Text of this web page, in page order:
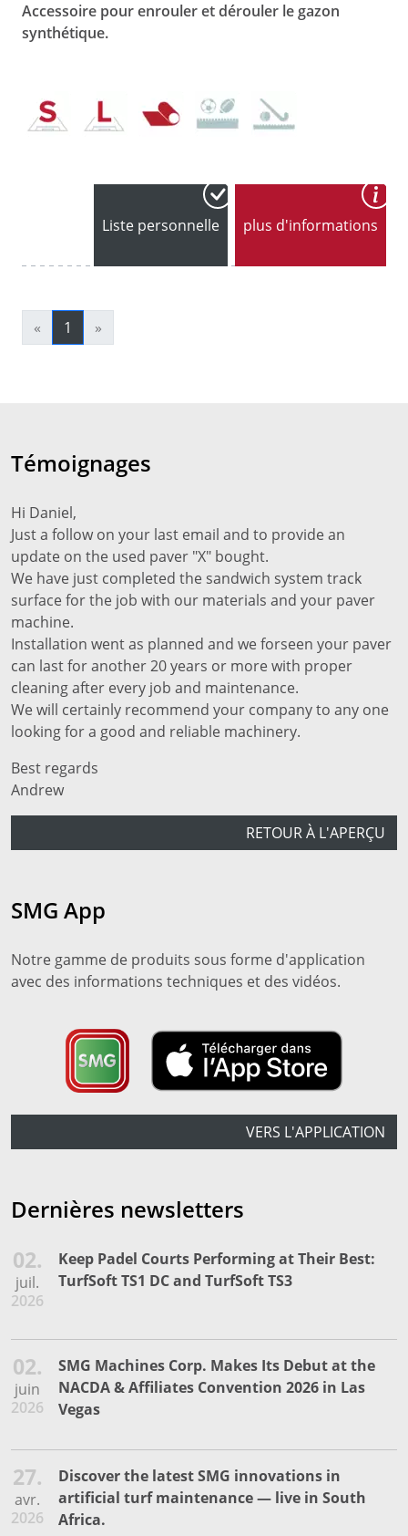
Accessoire pour enrouler et dérouler le gazon
synthétique.
Liste personnelle plus d'informations
« 1 »
Témoignages
Hi Daniel,
Just a follow on your last email and to provide an
update on the used paver "X" bought.
We have just completed the sandwich system track
surface for the job with our materials and your paver
machine.
Installation went as planned and we forseen your paver
can last for another 20 years or more with proper
cleaning after every job and maintenance.
We will certainly recommend your company to any one
looking for a good and reliable machinery.
Best regards
Andrew
RETOUR À L'APERÇU
SMG App
Notre gamme de produits sous forme d'application
avec des informations techniques et des vidéos.
VERS L'APPLICATION
Dernières newsletters
02.
juil.
2026
Keep Padel Courts Performing at Their Best:
TurfSoft TS1 DC and TurfSoft TS3
02.
juin
2026
SMG Machines Corp. Makes Its Debut at the
NACDA & Affiliates Convention 2026 in Las
Vegas
27.
avr.
2026
Discover the latest SMG innovations in
artificial turf maintenance — live in South
Africa.